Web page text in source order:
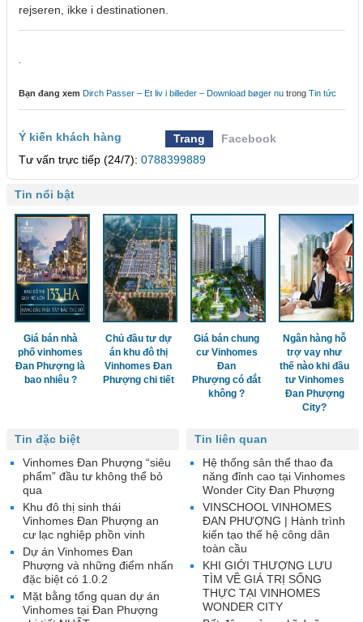
rejseren, ikke i destinationen.
Bạn đang xem Dirch Passer – Et liv i billeder – Download bøger nu trong Tin tức
Ý kiến khách hàng Trang
Facebook
Tư vấn trực tiếp (24/7): 0788399889
Tin nổi bật
Giá bán nhà
phố vinhomes
Đan Phượng là
bao nhiêu ?
Chủ đầu tư dự
án khu đô thị
Vinhomes Đan
Phượng chi tiết
Giá bán chung
cư Vinhomes
Đan
Phượng có đắt
không ?
Ngân hàng hỗ
trợ vay như
thế nào khi đầu
tư Vinhomes
Đan Phượng
City?
Tin liên quan
Hệ thống sân thể thao đa
năng đỉnh cao tại Vinhomes
Wonder City Đan Phượng
VINSCHOOL VINHOMES
ĐAN PHƯỢNG | Hành trình
kiến tạo thế hệ công dân
toàn cầu
KHI GIỚI THƯỢNG LƯU
TÌM VỀ GIÁ TRỊ SỐNG
THỰC TẠI VINHOMES
WONDER CITY
Tin đặc biệt
Vinhomes Đan Phượng “siêu
phẩm” đầu tư không thể bỏ
qua
Khu đô thị sinh thái
Vinhomes Đan Phượng an
cư lạc nghiệp phồn vinh
Dự án Vinhomes Đan
Phượng và những điểm nhấn
đặc biệt có 1.0.2
Mặt bằng tổng quan dự án
Vinhomes tại Đan Phượng